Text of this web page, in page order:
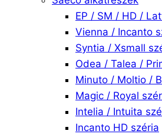
EP / SM / HD /
Vienna / Incanto
Syntia / Xsmall
Odea / Talea /
Minuto / Moltio /
Magic / Royal
Intelia / Intuita
Incanto HD széria